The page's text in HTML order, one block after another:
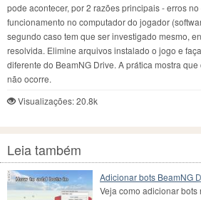
pode acontecer, por 2 razões principais - erros
funcionamento no computador do jogador
segundo caso tem que ser investigado mesmo,
resolvida. Elimine arquivos instalado o jogo e
diferente do BeamNG Drive. A prática mostra
não ocorre.
Visualizações: 20.8k
Leia também
Adicionar bots BeamNG
Veja como adicionar bots